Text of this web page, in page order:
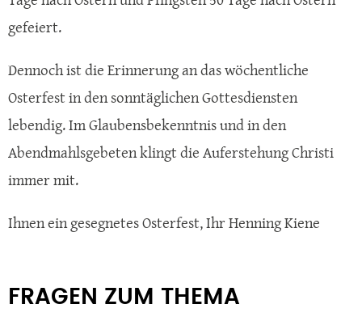
gefeiert.
Dennoch ist die Erinnerung an das wöchentliche
Osterfest in den sonntäglichen Gottesdiensten
lebendig. Im Glaubensbekenntnis und in den
Abendmahlsgebeten klingt die Auferstehung Christi
immer mit.
Ihnen ein gesegnetes Osterfest, Ihr Henning Kiene
FRAGEN ZUM THEMA